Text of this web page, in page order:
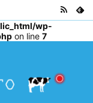
wp-
on line 7